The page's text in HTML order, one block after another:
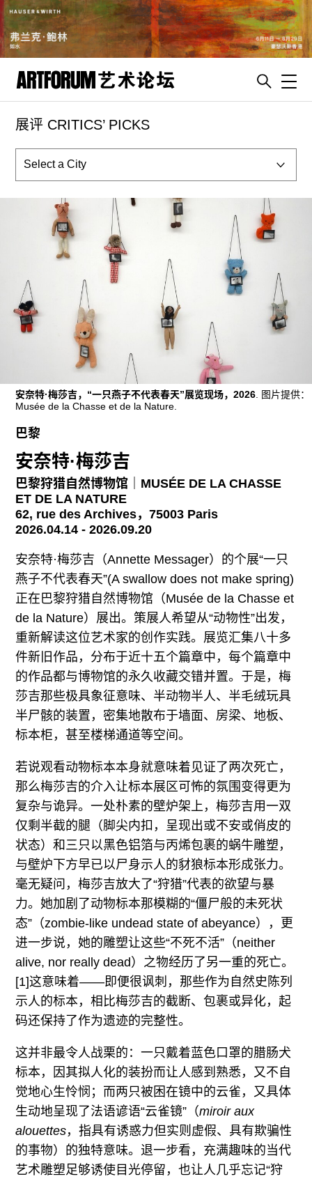
artguide
新闻
杂志
ART & EDUCATION
广告
联系我们
关注我们
展评 CRITICS’ PICKS
安奈特·梅莎吉，“一只燕子不代表春天”展览现场，2026. 图片提供：
Musée de la Chasse et de la Nature.
巴黎
安奈特·梅莎吉
巴黎狩猎自然博物馆｜MUSÉE DE LA CHASSE
ET DE LA NATURE
62, rue des Archives，75003 Paris
2026.04.14 - 2026.09.20
安奈特·梅莎吉（Annette Messager）的个展“一只
燕子不代表春天”(A swallow does not make spring)
正在巴黎狩猎自然博物馆（Musée de la Chasse et
de la Nature）展出。策展人希望从“动物性”出发，
重新解读这位艺术家的创作实践。展览汇集八十多
件新旧作品，分布于近十五个篇章中，每个篇章中
的作品都与博物馆的永久收藏交错并置。于是，梅
莎吉那些极具象征意味、半动物半人、半毛绒玩具
半尸骸的装置，密集地散布于墙面、房梁、地板、
标本柜，甚至楼梯通道等空间。
若说观看动物标本本身就意味着见证了两次死亡，
那么梅莎吉的介入让标本展区可怖的氛围变得更为
复杂与诡异。一处朴素的壁炉架上，梅莎吉用一双
仅剩半截的腿（脚尖内扣，呈现出或不安或俏皮的
状态）和三只以黑色铝箔与丙烯包裹的蜗牛雕塑，
与壁炉下方早已以尸身示人的豺狼标本形成张力。
毫无疑问，梅莎吉放大了“狩猎”代表的欲望与暴
力。她加剧了动物标本那模糊的“僵尸般的未死状
态”（zombie-like undead state of abeyance），更
进一步说，她的雕塑让这些“不死不活”（neither
alive, nor really dead）之物经历了另一重的死亡。
[1]这意味着——即便很讽刺，那些作为自然史陈列
示人的标本，相比梅莎吉的截断、包裹或异化，起
码还保持了作为遗迹的完整性。
这并非最令人战栗的：一只戴着蓝色口罩的腊肠犬
标本，因其拟人化的装扮而让人感到熟悉，又不自
觉地心生怜悯；而两只被困在镜中的云雀，又具体
生动地呈现了法语谚语“云雀镜”（miroir aux
alouettes，指具有诱惑力但实则虚假、具有欺骗性
的事物）的独特意味。退一步看，充满趣味的当代
艺术雕塑足够诱使目光停留，也让人几乎忘记“狩